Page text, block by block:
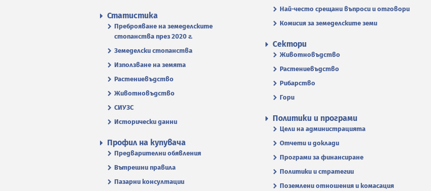
Най-често срещани въпроси и отговори
Комисия за земеделските земи
Статистика
Преброяване на земеделските
стопанства през 2020 г.
Земеделски стопанства
Използване на земята
Растениевъдство
Животновъдство
СИУЗС
Исторически данни
Сектори
Животновъдство
Растениевъдство
Рибарство
Гори
Политики и програми
Цели на администрацията
Отчети и доклади
Програми за финансиране
Политики и стратегии
Поземлени отношения и комасация
Профил на купувача
Предварителни обявления
Вътрешни правила
Пазарни консултации